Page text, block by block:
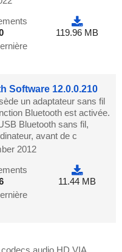
119.96 MB
Software 12.0.0.210
un adaptateur sans fil
Bluetooth est activée.
Bluetooth sans fil,
avant de c
2012
11.44 MB